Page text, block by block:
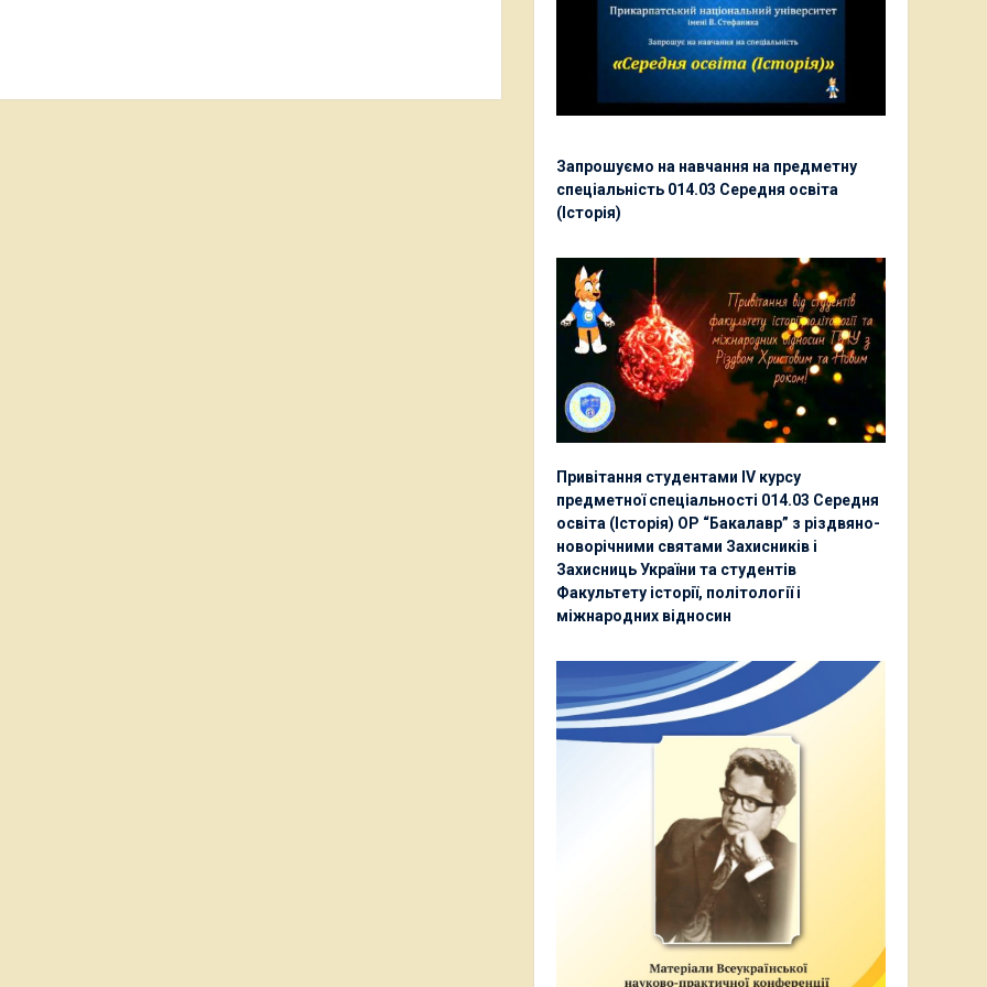
Запрошуємо на навчання на предметну
спеціальність 014.03 Середня освіта
(Історія)
Привітання студентами ІV курсу
предметної спеціальності 014.03 Середня
освіта (Історія) ОР “Бакалавр” з різдвяно-
новорічними святами Захисників і
Захисниць України та студентів
Факультету історії, політології і
міжнародних відносин